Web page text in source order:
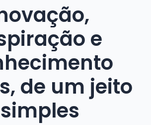
e
de um jeito
simples